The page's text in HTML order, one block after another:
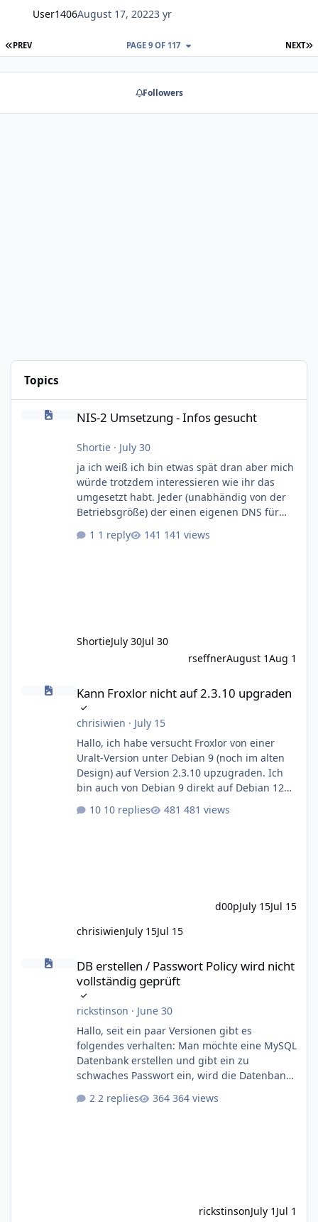
User1406August 17, 20223 yr
FIRST PAGE
PREV NEXT
PAGE 9 OF 117
Followers
Topics
NIS-2 Umsetzung - Infos gesucht
NIS-2 Umsetzung - Infos gesucht
Shortie· July 30
ja ich weiß ich bin etwas spät dran aber mich
würde trotzdem interessieren wie ihr das
umgesetzt habt. Jeder (unabhändig von der
Betriebsgröße) der einen eigenen DNS für
die NIS-2 Richtlinie. Zitat: Gemäß § 28 Absatz
1 reply 141 views
ShortieJuly 30Jul 30
rseffnerAugust 1Aug 1
Kann Froxlor nicht auf 2.3.10 upgraden
chrisiwien · July 15
Hallo, ich habe versucht Froxlor von einer
Uralt-Version unter Debian 9 (noch im alten
Design) auf Version 2.3.10 upzugraden. Ich
bin auch von Debian 9 direkt auf Debian 12
ohne Querelen. Das neue Login-Panel von
update Seite. Ich habe in der Zwische
10 replies 481 views
chrisiwienJuly 15Jul 15
d00pJuly 15Jul 15
DB erstellen / Passwort Policy wird nicht vollständig geprüft
DB erstellen / Passwort Policy wird nicht
vollständig geprüft
rickstinson · June 30
Hallo, seit ein paar Versionen gibt es
folgendes verhalten: Man möchte eine MySQL
Datenbank erstellen und gibt ein zu
schwaches Passwort ein, wird die Datenbank
lautet die Policy: 8 Zeichen, ein groß- und ein
2 replies 364 views
rickstinsonJuly 1 Jul 1